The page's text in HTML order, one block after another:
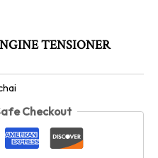
TENSIONER
Checkout